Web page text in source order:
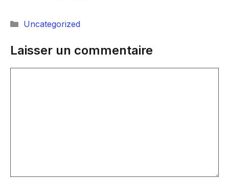
Catégories
Uncategorized
Laisser un commentaire